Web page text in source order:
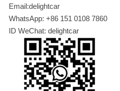
Email:delightcar
WhatsApp: +86 151 0108 7860
ID WeChat: delightcar